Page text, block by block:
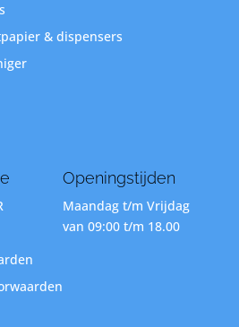
& dispensers
Openingstijden
Maandag t/m Vrijdag
van 09:00 t/m 18.00